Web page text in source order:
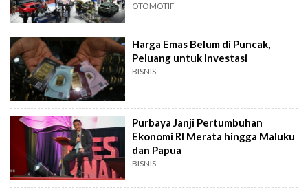
OTOMOTIF
Harga Emas Belum di Puncak,
Peluang untuk Investasi
BISNIS
Purbaya Janji Pertumbuhan
Ekonomi RI Merata hingga Maluku
dan Papua
BISNIS